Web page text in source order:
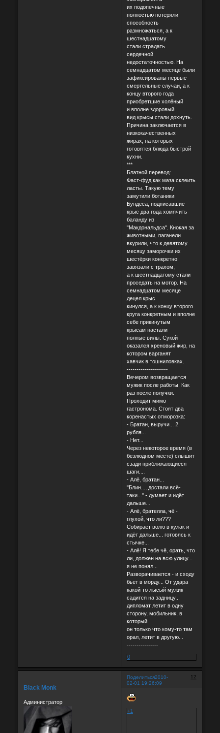
их подопечные
полностью потеряли
способность
размножаться, а к
шестнадцатому
стали страдать
сердечной
недостаточностью. На
семнадцатом месяце были
зафиксированы первые
смертельные случаи, а к
концу второго года
приобретшие холёный
и вполне здоровый
вид крысы стали дохнуть.
Причина заключается в
низкокачественных
жирах, на которых
готовятся блюда быстрой
кухни.
***
Блатной перевод:
Фаст-фуд как маза склеить
ласты. Такую тему
замутили ботаники
Бундеса, подписавшие
крыс два года хомячить
баланду из
"Макдональдса". Кнокая за
животными, паганели
вкурили, что к девятому
месяцу заморочки их
шестёрки конкретно
завязали с трахом,
а к шестнадцатому стали
проседать на мотор. На
семнадцатом месяце
децел крыс
кинулся, а к концу второго
круга конкретным и вполне
себе прикинутым
крысам настали
полные вилы. Сукой
оказался хреновый жир, на
котором варганят
хавчик в тошниловках.
---------------------
Вечером возвращается
мужик после работы. Как
раз после получки.
Проходит мимо
гастронома. Стоят два
коренастых отморозка:
- Братан, выручи... 2
рубля...
- Нет...
Через некоторое время (в
безлюдном месте) слышит
сзади приближающиеся
шаги....
- Алё, братан...
"Блин..., достали всё-
таки..." - думает и идёт
дальше...
- Алё, брателла, чё -
глухой, что ли???
Собирает волю в кулак и
идёт дальше... готовясь к
стычке...
- Алё! Я тебе чё, орать, что
ли, должен на всю улицу...
я не понял...
Разворачивается - и сходу
бьет в морду... От удара
какой-то лысый мужик
садится на задницу...
дипломат летит в одну
сторону, мобильник, в
который
он только что кому-то там
орал, летит в другую...
----------------
0
Поделиться 12
2010-
02-01 19:26:09
Black Monk
Администратор
+1